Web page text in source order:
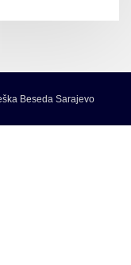
Beseda Sarajevo